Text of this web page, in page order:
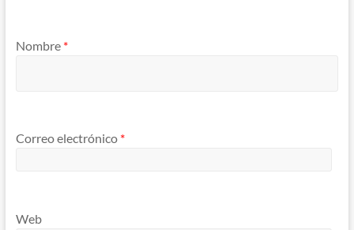
Nombre *
Correo electrónico *
Web